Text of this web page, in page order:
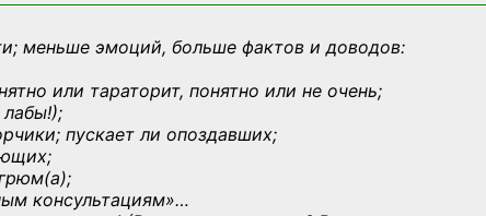
меньше эмоций, больше фактов и доводов:
или тараторит, понятно или не очень;
пускает ли опоздавших;
консультациям»…